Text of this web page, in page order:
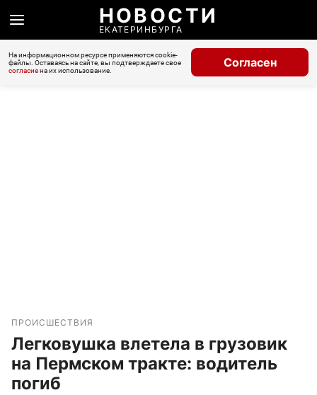
НОВОСТИ
ЕКАТЕРИНБУРГА
На информационном ресурсе применяются cookie-
файлы. Оставаясь на сайте, вы подтверждаете свое
согласиена их использование.
Согласен
ПРОИСШЕСТВИЯ
Легковушка влетела в грузовик
на Пермском тракте: водитель
погиб